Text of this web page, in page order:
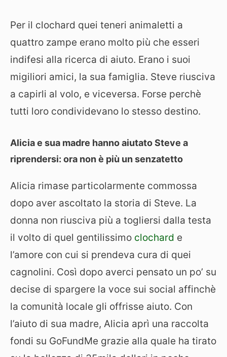
Per il clochard quei teneri animaletti a
quattro zampe erano molto più che esseri
indifesi alla ricerca di aiuto. Erano i suoi
migiliori amici, la sua famiglia. Steve riusciva
a capirli al volo, e viceversa. Forse perchè
tutti loro condividevano lo stesso destino.
Alicia e sua madre hanno aiutato Steve a
riprendersi: ora non è più un senzatetto
Alicia rimase particolarmente commossa
dopo aver ascoltato la storia di Steve. La
donna non riusciva più a togliersi dalla testa
il volto di quel gentilissimo clochard e
l’amore con cui si prendeva cura di quei
cagnolini. Così dopo averci pensato un po’ su
decise di spargere la voce sui social affinchè
la comunità locale gli offrisse aiuto. Con
l’aiuto di sua madre, Alicia aprì una raccolta
fondi su GoFundMe grazie alla quale ha tirato